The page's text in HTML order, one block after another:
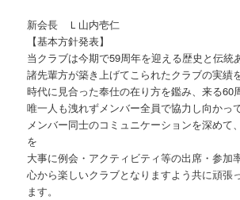
新会長 Ｌ山内壱仁
【基本方針発表】
当クラブは今期で59周年を迎える歴史と伝統
諸先輩方が築き上げてこられたクラブの実績
時代に見合った奉仕の在り方を鑑み、来る60
唯一人も洩れずメンバー全員で協力し向かっ
メンバー同士のコミュニケーションを深めて
を
大事に例会・アクティビティ等の出席・参加
心から楽しいクラブとなりますよう共に頑張
ます。